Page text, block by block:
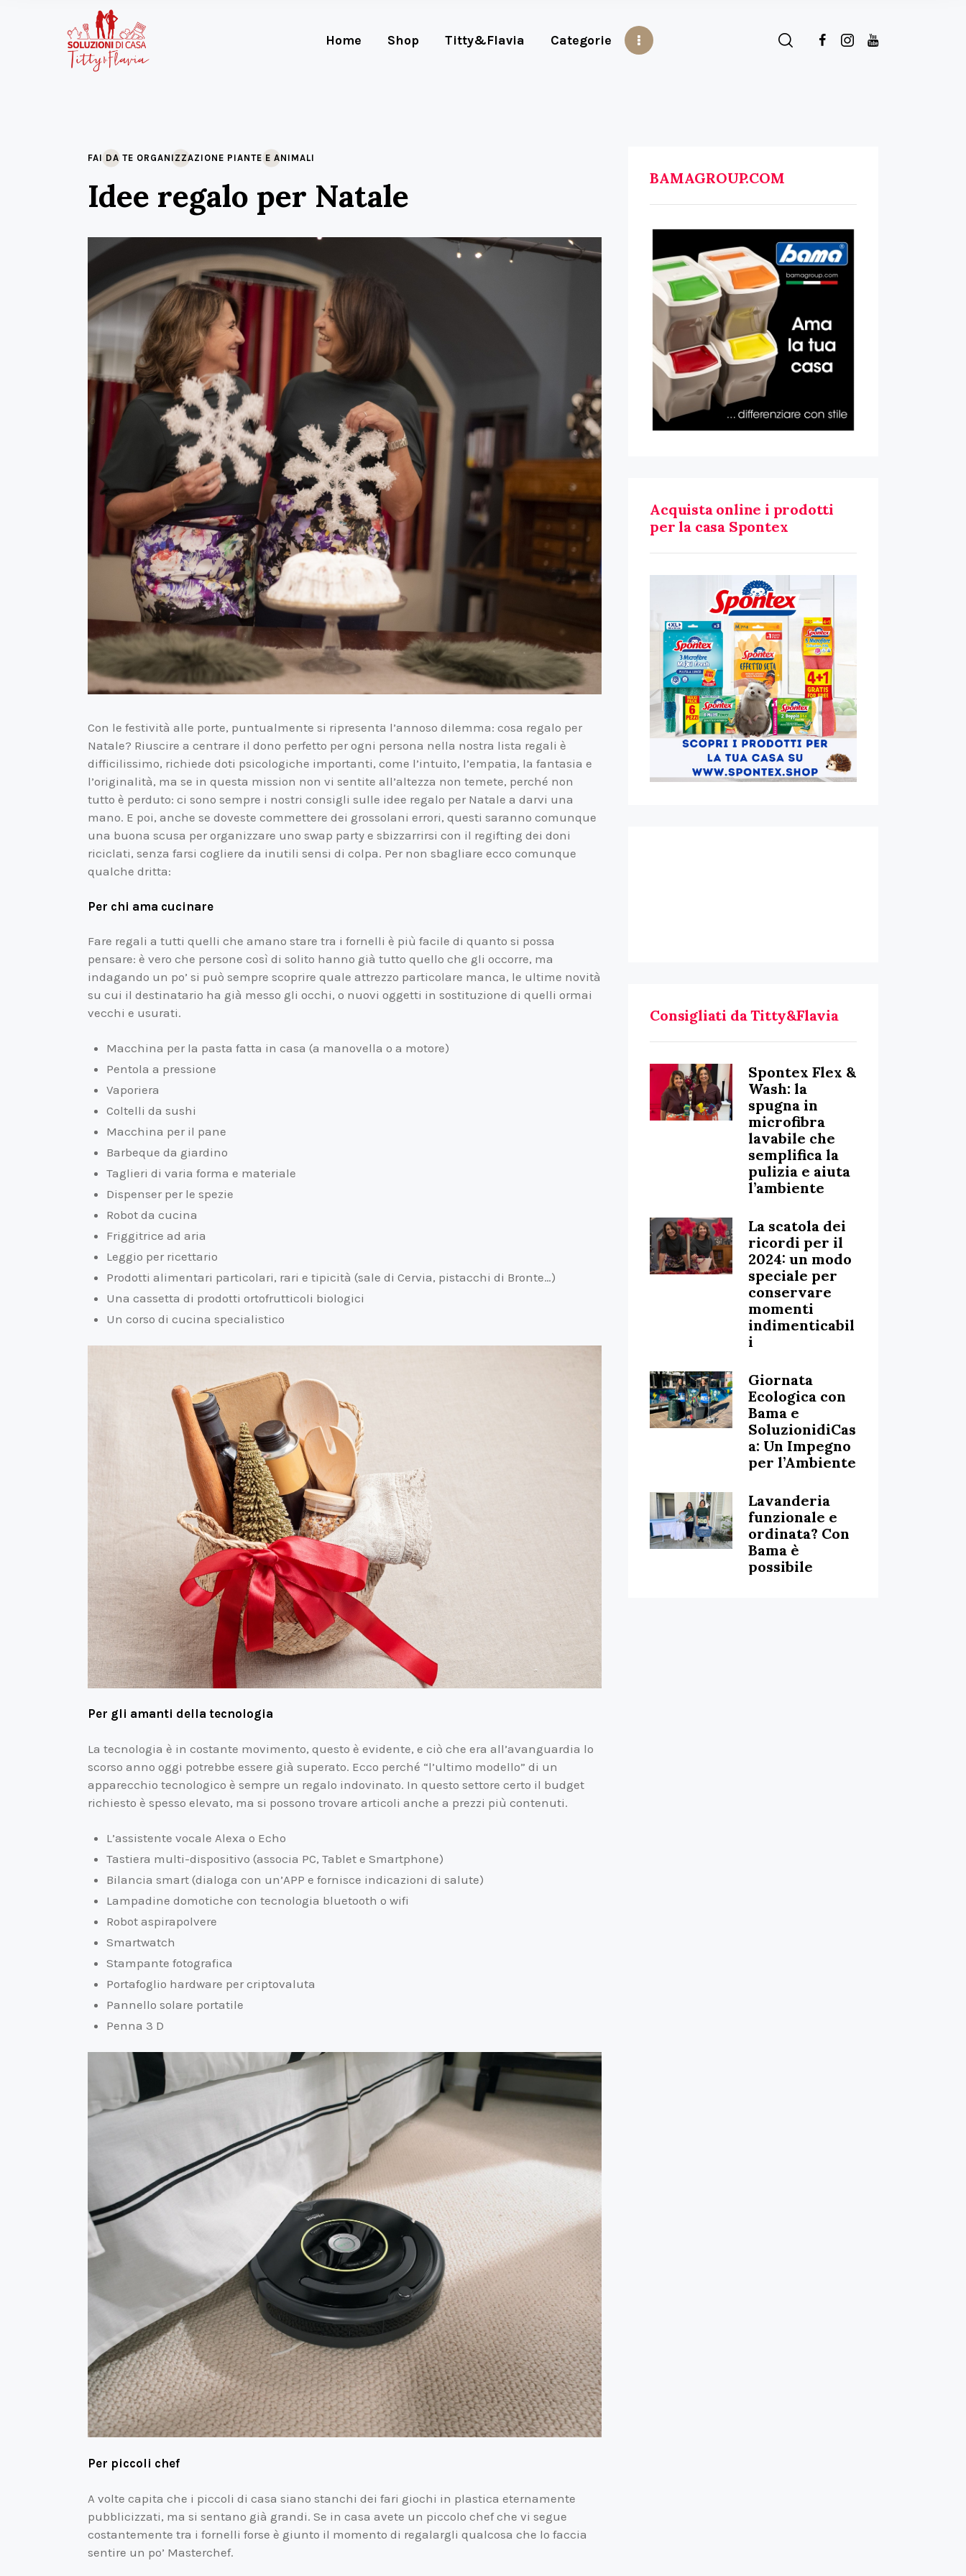
Home Shop Titty&Flavia Categorie
FAI DA TE ORGANIZZAZIONE PIANTE E ANIMALI
Idee regalo per Natale
Con le festività alle porte, puntualmente si ripresenta l’annoso dilemma: cosa regalo per
Natale? Riuscire a centrare il dono perfetto per ogni persona nella nostra lista regali è
difficilissimo, richiede doti psicologiche importanti, come l’intuito, l’empatia, la fantasia e
l’originalità, ma se in questa mission non vi sentite all’altezza non temete, perché non
tutto è perduto: ci sono sempre i nostri consigli sulle idee regalo per Natale a darvi una
mano. E poi, anche se doveste commettere dei grossolani errori, questi saranno comunque
una buona scusa per organizzare uno swap party e sbizzarrirsi con il regifting dei doni
riciclati, senza farsi cogliere da inutili sensi di colpa. Per non sbagliare ecco comunque
qualche dritta:
Per chi ama cucinare
Fare regali a tutti quelli che amano stare tra i fornelli è più facile di quanto si possa
pensare: è vero che persone così di solito hanno già tutto quello che gli occorre, ma
indagando un po’ si può sempre scoprire quale attrezzo particolare manca, le ultime novità
su cui il destinatario ha già messo gli occhi, o nuovi oggetti in sostituzione di quelli ormai
vecchi e usurati.
Macchina per la pasta fatta in casa (a manovella o a motore)
Pentola a pressione
Vaporiera
Coltelli da sushi
Macchina per il pane
Barbeque da giardino
Taglieri di varia forma e materiale
Dispenser per le spezie
Robot da cucina
Friggitrice ad aria
Leggio per ricettario
Prodotti alimentari particolari, rari e tipicità (sale di Cervia, pistacchi di Bronte…)
Una cassetta di prodotti ortofrutticoli biologici
Un corso di cucina specialistico
Per gli amanti della tecnologia
La tecnologia è in costante movimento, questo è evidente, e ciò che era all’avanguardia lo
scorso anno oggi potrebbe essere già superato. Ecco perché “l’ultimo modello” di un
apparecchio tecnologico è sempre un regalo indovinato. In questo settore certo il budget
richiesto è spesso elevato, ma si possono trovare articoli anche a prezzi più contenuti.
L’assistente vocale Alexa o Echo
Tastiera multi-dispositivo (associa PC, Tablet e Smartphone)
Bilancia smart (dialoga con un’APP e fornisce indicazioni di salute)
Lampadine domotiche con tecnologia bluetooth o wifi
Robot aspirapolvere
Smartwatch
Stampante fotografica
Portafoglio hardware per criptovaluta
Pannello solare portatile
Penna 3 D
Per piccoli chef
A volte capita che i piccoli di casa siano stanchi dei fari giochi in plastica eternamente
pubblicizzati, ma si sentano già grandi. Se in casa avete un piccolo chef che vi segue
costantemente tra i fornelli forse è giunto il momento di regalargli qualcosa che lo faccia
sentire un po’ Masterchef.
BAMAGROUP.COM
Acquista online i prodotti
per la casa Spontex
Consigliati da Titty&Flavia
Spontex Flex &
Wash: la
spugna in
microfibra
lavabile che
semplifica la
pulizia e aiuta
l’ambiente
La scatola dei
ricordi per il
2024: un modo
speciale per
conservare
momenti
indimenticabil
i
Giornata
Ecologica con
Bama e
SoluzionidiCas
a: Un Impegno
per l’Ambiente
Lavanderia
funzionale e
ordinata? Con
Bama è
possibile